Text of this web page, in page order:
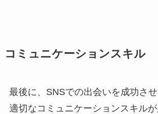
コミュニケーションスキル
最後に、SNSでの出会いを成功させ
適切なコミュニケーションスキルが